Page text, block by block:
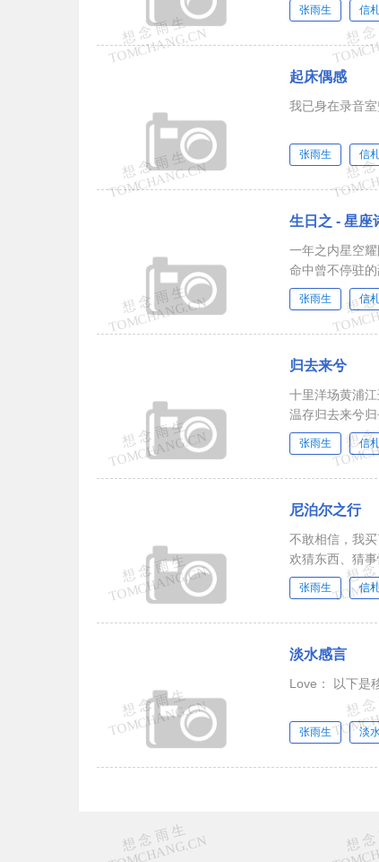
张雨生 信
起床偶感
我已身在录音
张雨生 信
生日之 - 星座
一年之内星空
命中曾不停驻
张雨生 信
归去来兮
十里洋场黄浦
温存归去来兮
张雨生 信
尼泊尔之行
不敢相信，我
欢猜东西、猜
张雨生 信
淡水感言
Love： 以下是
张雨生 淡